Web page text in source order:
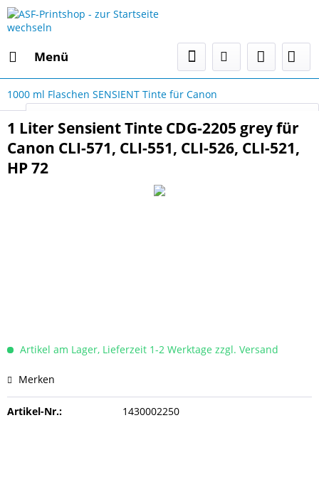
Menü
Select Language
1000 ml Flaschen SENSIENT Tinte für Canon
1 Liter Sensient Tinte CDG-2205 grey für
Canon CLI-571, CLI-551, CLI-526, CLI-521,
HP 72
Artikel am Lager, Lieferzeit 1-2 Werktage zzgl. Versand
Merken
Artikel-Nr.: 1430002250